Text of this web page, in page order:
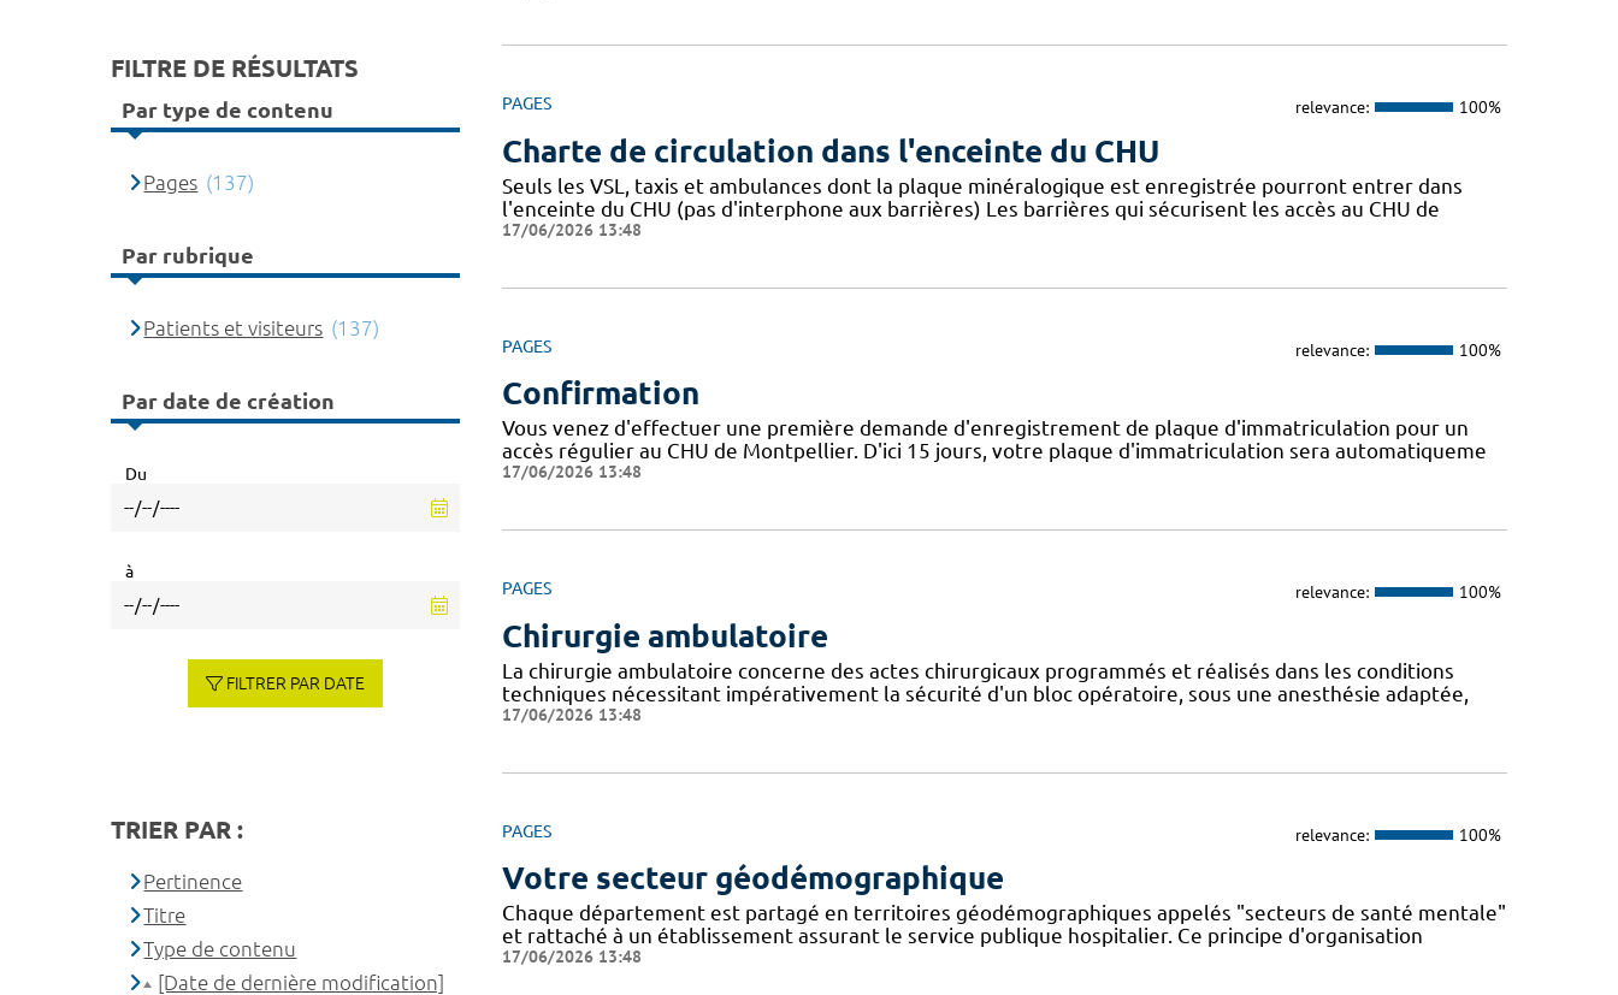
PAGES relevance: 100%
Charte de circulation dans l'enceinte du CHU
Seuls les VSL, taxis et ambulances dont la plaque minéralogique est enregistrée pourront entrer dans
l'enceinte du CHU (pas d'interphone aux barrières) Les barrières qui sécurisent les accès au CHU de
17/06/2026 13:48
PAGES relevance: 100%
Confirmation
Vous venez d'effectuer une première demande d'enregistrement de plaque d'immatriculation pour un
accès régulier au CHU de Montpellier. D'ici 15 jours, votre plaque d'immatriculation sera automatiqueme
17/06/2026 13:48
PAGES relevance: 100%
Chirurgie ambulatoire
La chirurgie ambulatoire concerne des actes chirurgicaux programmés et réalisés dans les conditions
techniques nécessitant impérativement la sécurité d'un bloc opératoire, sous une anesthésie adaptée,
17/06/2026 13:48
PAGES relevance: 100%
Votre secteur géodémographique
Chaque département est partagé en territoires géodémographiques appelés "secteurs de santé mentale"
et rattaché à un établissement assurant le service publique hospitalier. Ce principe d'organisation
17/06/2026 13:48
FILTRE DE RÉSULTATS
Par type de contenu
Pages (137)
Par rubrique
Patients et visiteurs (137)
Par date de création
Du
à
FILTRER PAR DATE
TRIER PAR :
Pertinence
Titre
Type de contenu
[Date de dernière modification]